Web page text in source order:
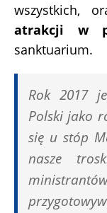
wszystkich,
atrakcji w
sanktuarium.
Rok 2017
Polski jako
się u stóp
nasze